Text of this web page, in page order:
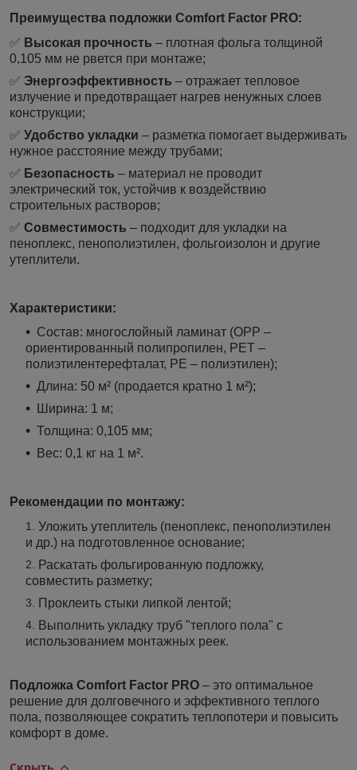
Преимущества подложки Comfort Factor PRO:
✅ Высокая прочность – плотная фольга толщиной
0,105 мм не рвется при монтаже;
✅ Энергоэффективность – отражает тепловое
излучение и предотвращает нагрев ненужных слоев
конструкции;
✅ Удобство укладки – разметка помогает выдерживать
нужное расстояние между трубами;
✅ Безопасность – материал не проводит
электрический ток, устойчив к воздействию
строительных растворов;
✅ Совместимость – подходит для укладки на
пеноплекс, пенополиэтилен, фольгоизолон и другие
утеплители.
Характеристики:
Состав: многослойный ламинат (OPP –
ориентированный полипропилен, PET –
полиэтилентерефталат, PE – полиэтилен);
Длина: 50 м² (продается кратно 1 м²);
Ширина: 1 м;
Толщина: 0,105 мм;
Вес: 0,1 кг на 1 м².
Рекомендации по монтажу:
Уложить утеплитель (пеноплекс, пенополиэтилен
и др.) на подготовленное основание;
Раскатать фольгированную подложку,
совместить разметку;
Проклеить стыки липкой лентой;
Выполнить укладку труб "теплого пола" с
использованием монтажных реек.
Подложка Comfort Factor PRO – это оптимальное
решение для долговечного и эффективного теплого
пола, позволяющее сократить теплопотери и повысить
комфорт в доме.
Скрыть